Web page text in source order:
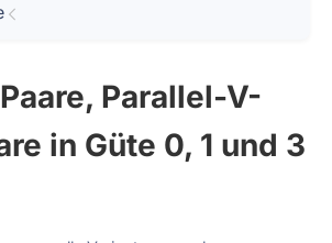
Parallel-V-
in Güte 0, 1 und 3